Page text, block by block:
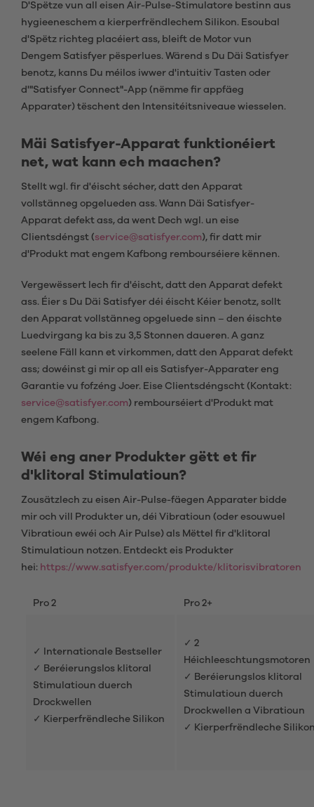
D'Spëtze vun all eisen Air-Pulse-Stimulatore bestinn aus
hygieeneschem a kierperfrëndlechem Silikon. Esoubal
d'Spëtz richteg placéiert ass, bleift de Motor vun
Dengem Satisfyer pësperlues. Wärend s Du Däi Satisfyer
benotz, kanns Du méilos iwwer d'intuitiv Tasten oder
d'"Satisfyer Connect"-App (nëmme fir appfäeg
Apparater) tëschent den Intensitéitsniveaue wiesselen.
Mäi Satisfyer-Apparat funktionéiert
net, wat kann ech maachen?
Stellt wgl. fir d'éischt sécher, datt den Apparat
vollstänneg opgelueden ass. Wann Däi Satisfyer-
Apparat defekt ass, da went Dech wgl. un eise
Clientsdéngst (service@satisfyer.com), fir datt mir
d'Produkt mat engem Kafbong rembourséiere kënnen.
Vergewëssert Iech fir d'éischt, datt den Apparat defekt
ass. Éier s Du Däi Satisfyer déi éischt Kéier benotz, sollt
den Apparat vollstänneg opgeluede sinn – den éischte
Luedvirgang ka bis zu 3,5 Stonnen daueren. A ganz
seelene Fäll kann et virkommen, datt den Apparat defekt
ass; dowéinst gi mir op all eis Satisfyer-Apparater eng
Garantie vu fofzéng Joer. Eise Clientsdéngscht (Kontakt:
service@satisfyer.com) rembourséiert d'Produkt mat
engem Kafbong.
Wéi eng aner Produkter gëtt et fir
d'klitoral Stimulatioun?
Zousätzlech zu eisen Air-Pulse-fäegen Apparater bidde
mir och vill Produkter un, déi Vibratioun (oder esouwuel
Vibratioun ewéi och Air Pulse) als Mëttel fir d'klitoral
Stimulatioun notzen. Entdeckt eis Produkter
hei: https://www.satisfyer.com/produkte/klitorisvibratoren
Pro 2 Pro 2+
✓ Internationale Bestseller
✓ Beréierungslos klitoral
Stimulatioun duerch
Drockwellen
✓ Kierperfrëndleche Silikon
✓ 2
Héichleeschtungsmotoren
✓ Beréierungslos klitoral
Stimulatioun duerch
Drockwellen a Vibratioun
✓ Kierperfrëndleche